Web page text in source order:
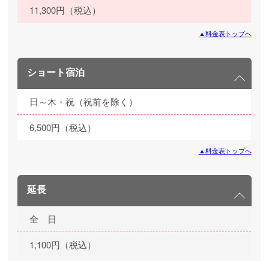
11,300円（税込）
▲料金表トップへ
ショート宿泊
日～木・祝（祝前を除く）
6,500円（税込）
▲料金表トップへ
延長
全 日
1,100円（税込）